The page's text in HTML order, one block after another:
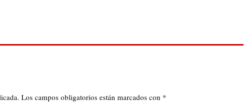
Los campos obligatorios están marcados con *